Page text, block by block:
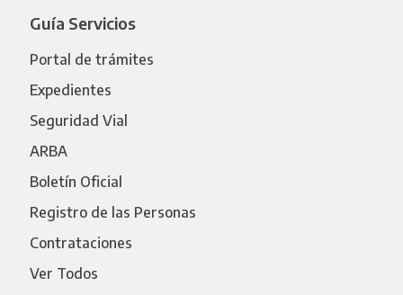
Guía Servicios
Portal de trámites
Expedientes
Seguridad Vial
ARBA
Boletín Oficial
Registro de las Personas
Contrataciones
Ver Todos